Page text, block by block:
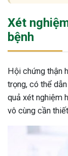
Xét
bệnh
Hội chứng thận
trọng, có thể
quả xét nghiệm
vô cùng cần